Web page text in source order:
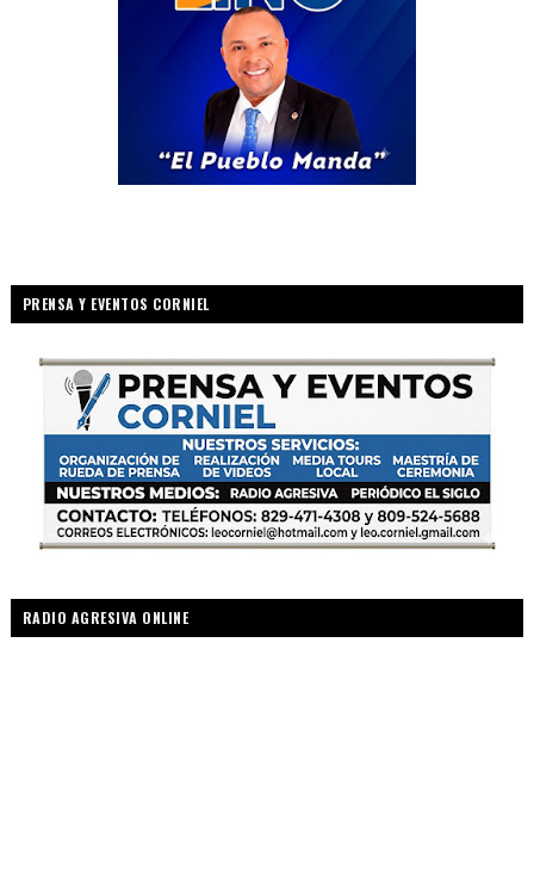
PRENSA Y EVENTOS CORNIEL
RADIO AGRESIVA ONLINE